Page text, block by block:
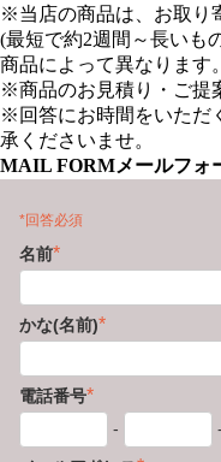
※当店の商品は、お取り
(最短で約2週間～長いも
商品によって異なります
※商品のお見積り・ご提
※回答にお時間をいただ
承くださいませ。
MAIL FORMメールフォ